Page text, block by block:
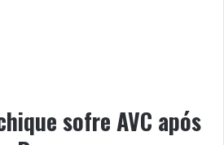
sofre AVC após